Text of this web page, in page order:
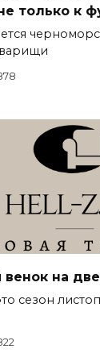
только к
венок на
сезон